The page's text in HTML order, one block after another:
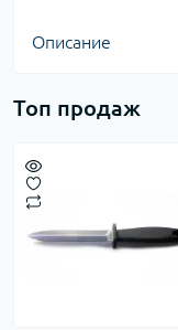
Описание
Топ продаж